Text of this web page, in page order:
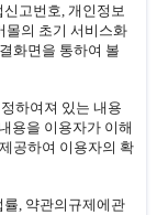
고번호, 개인정보
몰의 초기 서비스화
화면을 통하여 볼
하여져 있는 내용
용을 이용자가 이해
공하여 이용자의 확
, 약관의규제에관